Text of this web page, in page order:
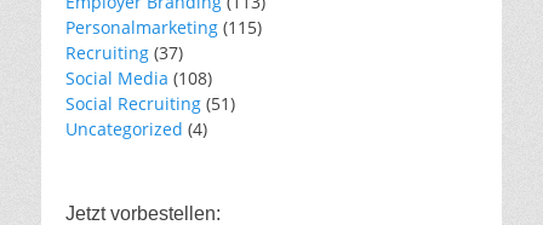
Personalmarketing (115)
Recruiting (37)
Social Media (108)
Social Recruiting (51)
Uncategorized (4)
Jetzt vorbestellen: